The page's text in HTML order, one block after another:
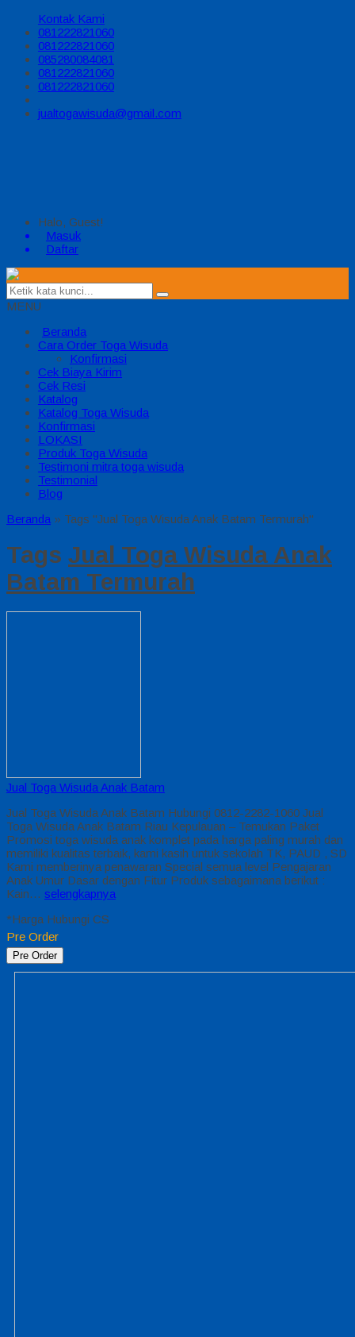
Kontak Kami
081222821060
081222821060
085280084081
081222821060
081222821060
jualtogawisuda@gmail.com
Halo, Guest!
Masuk
Daftar
MENU
Beranda
Cara Order Toga Wisuda
Konfirmasi
Cek Biaya Kirim
Cek Resi
Katalog
Katalog Toga Wisuda
Konfirmasi
LOKASI
Produk Toga Wisuda
Testimoni mitra toga wisuda
Testimonial
Blog
Beranda » Tags "Jual Toga Wisuda Anak Batam Termurah"
Tags Jual Toga Wisuda Anak
Batam Termurah
Jual Toga Wisuda Anak Batam
Jual Toga Wisuda Anak Batam Hubungi 0812-2282-1060 Jual
Toga Wisuda Anak Batam Riau Kepulauan – Temukan Paket
Promosi toga wisuda anak komplet pada harga paling murah dan
memiliki kualitas terbaik, kami kasih untuk sekolah TK, PAUD , SD
Kami memberinya penawaran Special semua level Pengajaran
Anak Umur Dasar dengan Fitur Produk sebagaimana berikut :
Kain… selengkapnya
*Harga Hubungi CS
Pre Order
Pre Order